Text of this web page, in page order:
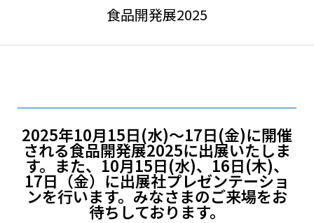
食品開発展2025
2025年10月15日(水)～17日(金)に開催
される食品開発展2025に出展いたしま
す。また、10月15日(水)、16日(木)、
17日（金）に出展社プレゼンテーショ
ンを行います。みなさまのご来場をお
待ちしております。